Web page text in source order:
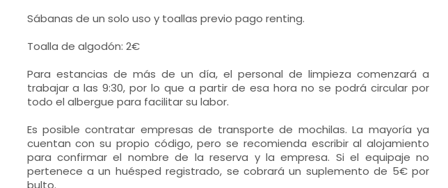
Sábanas de un solo uso y toallas previo pago renting.
Toalla de algodón: 2€
Para estancias de más de un día, el personal de limpieza comenzará a
trabajar a las 9:30, por lo que a partir de esa hora no se podrá circular por
todo el albergue para facilitar su labor.
Es posible contratar empresas de transporte de mochilas. La mayoría ya
cuentan con su propio código, pero se recomienda escribir al alojamiento
para confirmar el nombre de la reserva y la empresa. Si el equipaje no
pertenece a un huésped registrado, se cobrará un suplemento de 5€ por
bulto.